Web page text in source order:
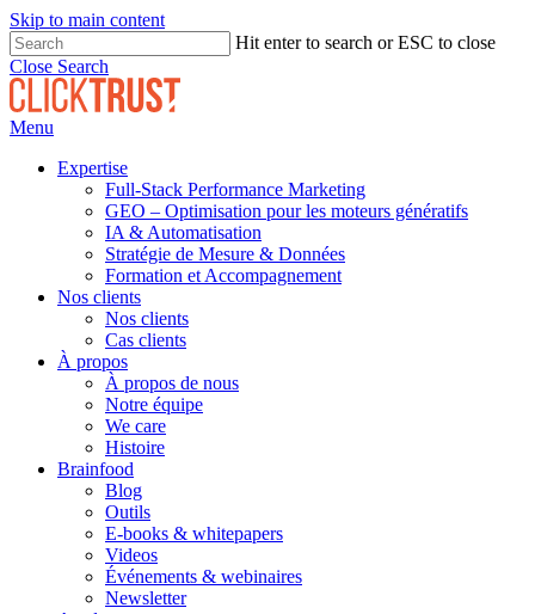
Skip to main content
Hit enter to search or ESC to close
Close Search
Menu
Expertise
Full-Stack Performance Marketing
GEO – Optimisation pour les moteurs génératifs
IA & Automatisation
Stratégie de Mesure & Données
Formation et Accompagnement
Nos clients
Nos clients
Cas clients
À propos
À propos de nous
Notre équipe
We care
Histoire
Brainfood
Blog
Outils
E-books & whitepapers
Videos
Événements & webinaires
Newsletter